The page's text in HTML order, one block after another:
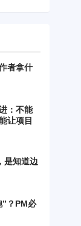
者拿什
：不能
让项目
是知道边
？PM必